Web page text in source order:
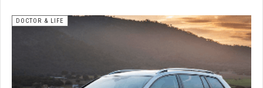
DOCTOR & LIFE